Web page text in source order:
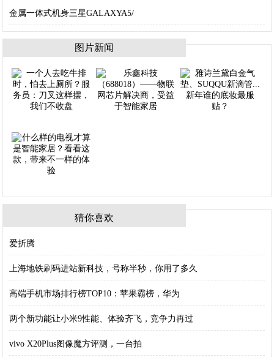
金属一体式机身三星GALAXYA5/
图片新闻
猜你喜欢
爱折腾
上海地铁刷码进站新科技，号称半秒，你用了多久
高端手机市场排行榜TOP10：苹果霸榜，华为
两个新功能让小米9性能、体验齐飞，竞争力再过
vivo X20Plus图像魔方评测，一台拍